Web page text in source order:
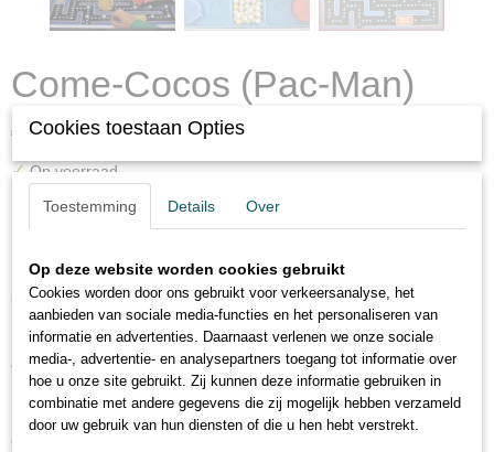
Come-Cocos (Pac-Man)
€ 19,95 (inclusief btw 21%)
✓Op voorraad
Come-Cocos (Pac-Man)
MB - 1982
Tan entretenido como el juego de las maquinas.
El fascinante juego devora-bolitas
Corra con su hambriento Come-Cocos y cace los fantasmas. Mirelo
Cookies toestaan Opties
Toestemming Details Over
Op deze website worden cookies gebruikt
Cookies worden door ons gebruikt voor verkeersanalyse, het
aanbieden van sociale media-functies en het personaliseren van
informatie en advertenties. Daarnaast verlenen we onze sociale
media-, advertentie- en analysepartners toegang tot informatie over
hoe u onze site gebruikt. Zij kunnen deze informatie gebruiken in
combinatie met andere gegevens die zij mogelijk hebben verzameld
door uw gebruik van hun diensten of die u hen hebt verstrekt.